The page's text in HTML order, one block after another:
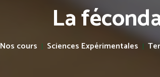
La
Nos cours Sciences Expérimentales